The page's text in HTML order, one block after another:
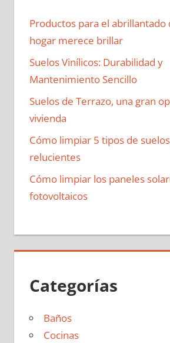
Productos para el abrillantado
hogar merece brillar
Suelos Vinílicos: Durabilidad y
Mantenimiento Sencillo
Suelos de Terrazo, una gran
vivienda
Cómo limpiar 5 tipos de
relucientes
Cómo limpiar los paneles
fotovoltaicos
Categorías
Baños
Cocinas